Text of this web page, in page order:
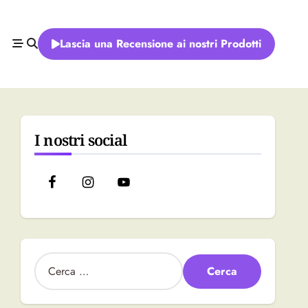
Lascia una Recensione ai nostri Prodotti
I nostri social
R
i
e